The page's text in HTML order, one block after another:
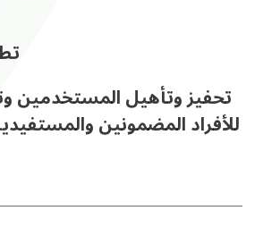
تحفيز وتأهيل المستخدمين
للأفراد المضمونين